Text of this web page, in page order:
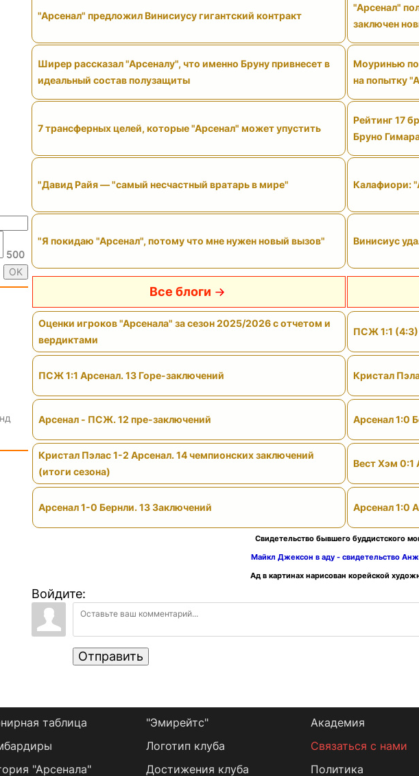
500
"Арсенал" предложил Винисиусу гигантский контракт
"Арсенал"
заключен
Ширер рассказал "Арсеналу", что именно Бруну привнесет в
идеальный состав полузащиты
Моуринью
на попытку
7 трансферных целей, которые "Арсенал" может упустить
Рейтинг 17
Бруно
"Давид Райя — "самый несчастный вратарь в мире" Калафиори:
"Я покидаю "Арсенал", потому что мне нужен новый вызов" Винисиус
Все блоги
Оценки игроков "Арсенала" за сезон 2025/2026 с отчетом и
вердиктами
ПСЖ 1:1 Арсенал. 13 Горе-заключений
Арсенал - ПСЖ. 12 пре-заключений
Кристал Пэлас 1-2 Арсенал. 14 чемпионских заключений
(итоги сезона)
Арсенал 1-0 Бернли. 13 Заключений
ПСЖ 1:1 (4:3)
Кристал
Арсенал 1:0
Вест Хэм 0:1
Арсенал 1:0
Свидетельство бывшего буддистского
Майкл Джексон в аду - свидетельство
Ад в картинах нарисован корейской
Войдите:
Отправить
таблица
"Арсенала"
"Эмирейтс"
Логотип клуба
Достижения клуба
Академия
Связаться с нами
Политика